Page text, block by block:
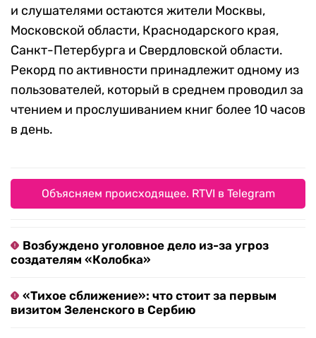
и слушателями остаются жители Москвы,
Московской области, Краснодарского края,
Санкт-Петербурга и Свердловской области.
Рекорд по активности принадлежит одному из
пользователей, который в среднем проводил за
чтением и прослушиванием книг более 10 часов
в день.
Объясняем происходящее. RTVI в Telegram
Возбуждено уголовное дело из-за угроз
создателям «Колобка»
«Тихое сближение»: что стоит за первым
визитом Зеленского в Сербию